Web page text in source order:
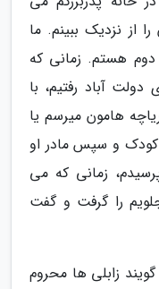
از نزدیک ببینم. ما
هستم. زمانی که
دولت آباد رفتیم، با
هامون میرسم یا
کودک و سپس مادر او
زمانی که می
را گرفت و گفت
زابلی ها محروم